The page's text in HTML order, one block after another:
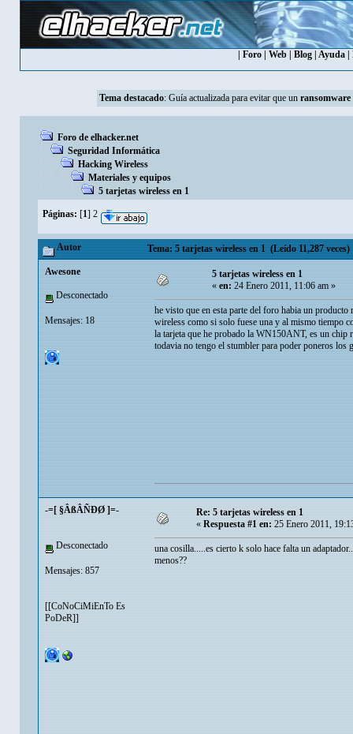
Foro| Web| Blog| Ayuda|
Tema destacado: Guía actualizada para evitar que un ransomware
Foro de elhacker.net
Seguridad Informática
Hacking Wireless
Materiales y equipos
5 tarjetas wireless en 1
Páginas: [1] 2
Autor Tema: 5 tarjetas wireless en 1 (Leído 11,287 veces)
Awesone
Desconectado
Mensajes: 18
5 tarjetas wireless en 1
«en:24 Enero 2011, 11:06 am »
he visto que en esta parte del foro habia un
wireless como si solo fuese una y al mismo tiempo
la tarjeta que he probado la WN150ANT, es un chip
todavia no tengo el stumbler para poder poneros los
-=[ §ÂßÂÑÐØ ]=-
Desconectado
Mensajes: 857
[[CoNoCiMiEnTo Es
PoDeR]]
Re: 5 tarjetas wireless en 1
« Respuesta #1 en: 25 Enero 2011,
una cosilla.....es cierto k solo hace falta un
menos??